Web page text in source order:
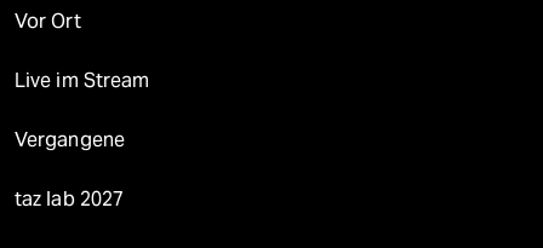
Vor Ort
Live im Stream
Vergangene
taz lab 2027